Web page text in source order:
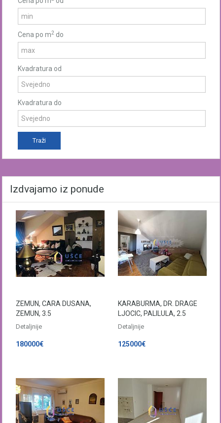
Cena po m2 do
Kvadratura od
Kvadratura do
Izdvajamo iz ponude
ZEMUN, CARA DUSANA,
ZEMUN, 3.5
Detaljnije
180000€
KARABURMA, DR. DRAGE
LJOCIC, PALILULA, 2.5
Detaljnije
125000€